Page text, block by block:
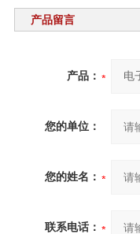
产品留言
产品：
您的单位：
您的姓名：
联系电话：